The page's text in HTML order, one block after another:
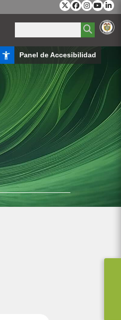
Panel de Accesibilidad